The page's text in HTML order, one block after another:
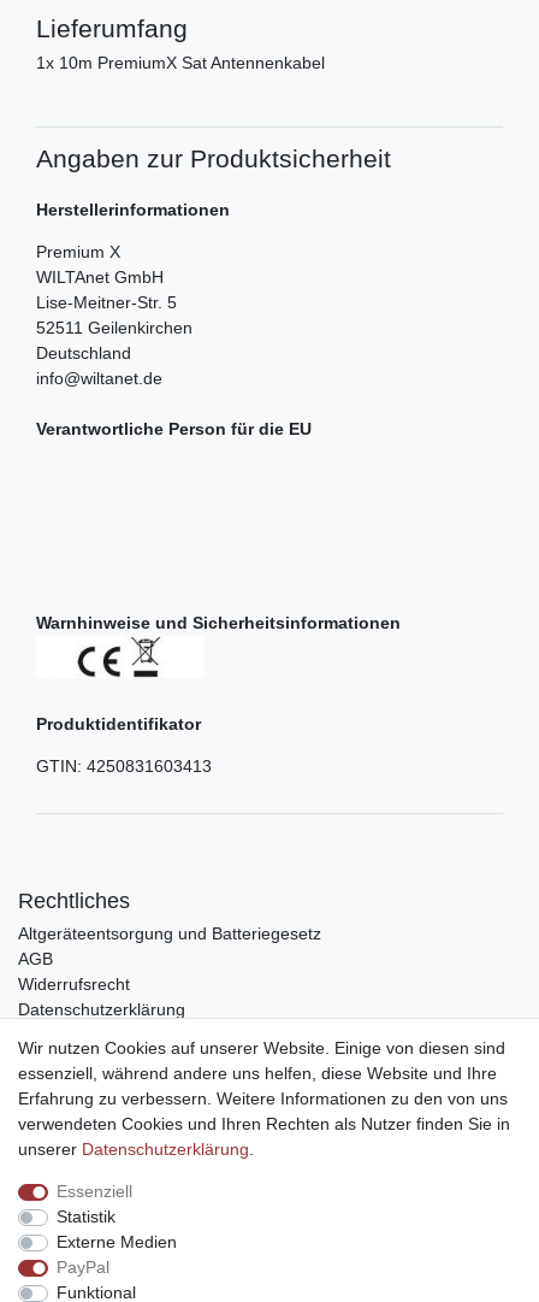
Lieferumfang
1x 10m PremiumX Sat Antennenkabel
Angaben zur Produktsicherheit
Herstellerinformationen
Premium X
WILTAnet GmbH
Lise-Meitner-Str. 5
52511 Geilenkirchen
Deutschland
info@wiltanet.de
Verantwortliche Person für die EU
Warnhinweise und Sicherheitsinformationen
Produktidentifikator
GTIN: 4250831603413
Rechtliches
Altgeräteentsorgung und Batteriegesetz
AGB
Widerrufsrecht
Datenschutzerklärung
Impressum
Service
Zahlungsarten
Lieferung und Abholung
Unternehmen
Über uns
Karriere
Kontakt
Wir nutzen Cookies auf unserer Website. Einige von diesen sind
essenziell, während andere uns helfen, diese Website und Ihre
Erfahrung zu verbessern. Weitere Informationen zu den von uns
verwendeten Cookies und Ihren Rechten als Nutzer finden Sie in
unserer Daten­schutz­erklärung
Essenziell
Statistik
Externe Medien
PayPal
Funktional